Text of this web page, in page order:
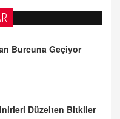
Burcuna Geçiyor